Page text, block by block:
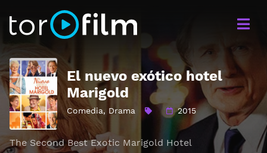
El nuevo exótico hotel
Marigold
Comedia, Drama 2015
The Second Best Exotic Marigold Hotel